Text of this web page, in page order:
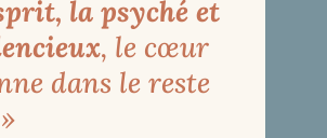
la psyché et
, le cœur
dans le reste